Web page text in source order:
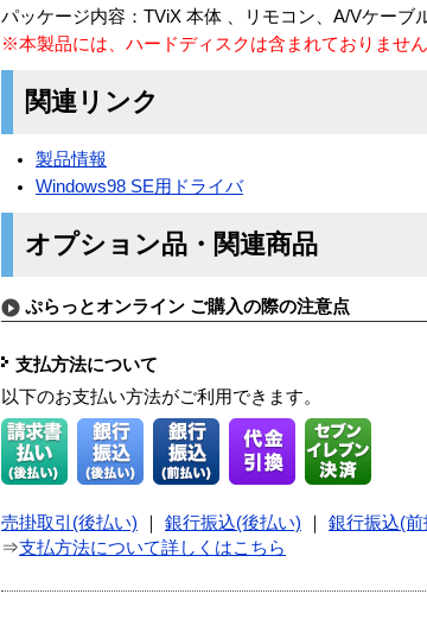
パッケージ内容：TViX 本体 、リモコン、A/Vケーブ
※本製品には、ハードディスクは含まれておりません
関連リンク
製品情報
Windows98 SE用ドライバ
オプション品・関連商品
ぷらっとオンライン ご購入の際の注意点
支払方法について
以下のお支払い方法がご利用できます。
売掛取引(後払い) 銀行振込(後払い) 銀行振込(前
⇒支払方法について詳しくはこちら